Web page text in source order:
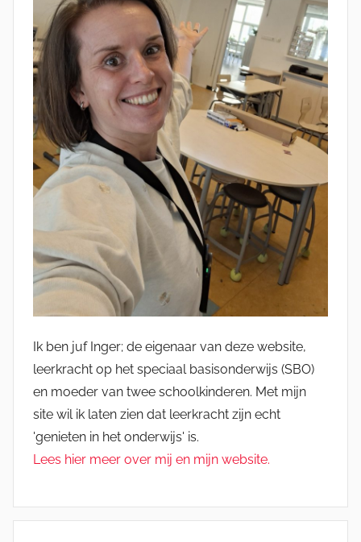
Ik ben juf Inger; de eigenaar van deze website,
leerkracht op het speciaal basisonderwijs (SBO)
en moeder van twee schoolkinderen. Met mijn
site wil ik laten zien dat leerkracht zijn echt
'genieten in het onderwijs' is.
Lees hier meer over mij en mijn website.